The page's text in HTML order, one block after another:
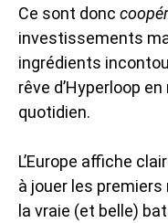
Ce sont donc
investissements
ingrédients
rêve d’Hyperloop
quotidien.
L’Europe affiche
à jouer les
la vraie (et belle)